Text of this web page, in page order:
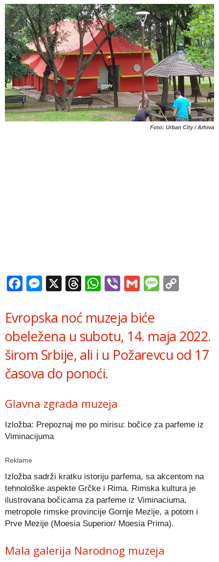
Foto: Urban City / Arhiva
Facebook
Messenger
X Threads
WhatsApp
ViberGmail
Evropska noć muzeja biće
obeležena u subotu, 14. maja 2022.
širom Srbije, ali i u Požarevcu od 17
časova do ponoći.
Glavna zgrada muzeja
Izložba: Prepoznaj me po mirisu: bočice za parfeme iz
Viminacijuma
Reklame
Izložba sadrži kratku istoriju parfema, sa akcentom na
tehnološke aspekte Grčke i Rima. Rimska kultura je
ilustrovana bočicama za parfeme iz Viminaciuma,
metropole rimske provincije Gornje Mezije, a potom i
Prve Mezije (Moesia Superior/ Moesia Prima).
Mala galerija Narodnog muzeja